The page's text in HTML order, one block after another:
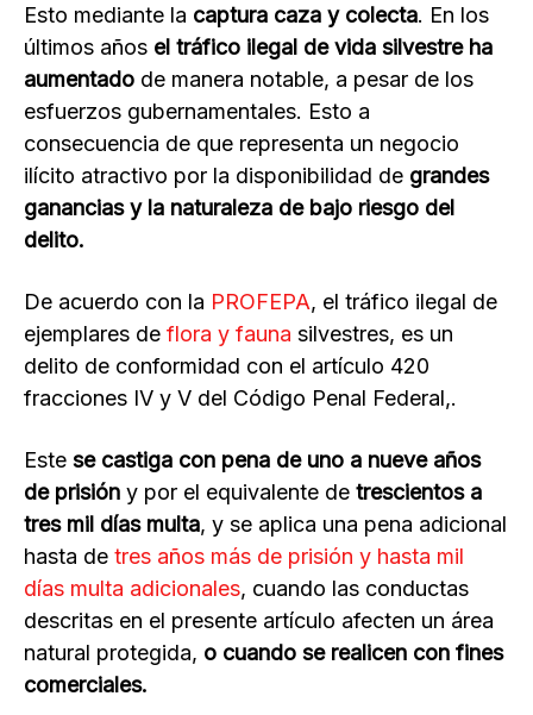
Esto mediante la captura caza y colecta. En los
últimos años el tráfico ilegal de vida silvestre ha
aumentado de manera notable, a pesar de los
esfuerzos gubernamentales. Esto a
consecuencia de que representa un negocio
ilícito atractivo por la disponibilidad de grandes
ganancias y la naturaleza de bajo riesgo del
delito.
De acuerdo con la PROFEPA, el tráfico ilegal de
ejemplares de flora y fauna silvestres, es un
delito de conformidad con el artículo 420
fracciones IV y V del Código Penal Federal,.
Este se castiga con pena de uno a nueve años
de prisión y por el equivalente de trescientos a
tres mil días multa, y se aplica una pena adicional
hasta de tres años más de prisión y hasta mil
días multa adicionales, cuando las conductas
descritas en el presente artículo afecten un área
natural protegida, o cuando se realicen con fines
comerciales.